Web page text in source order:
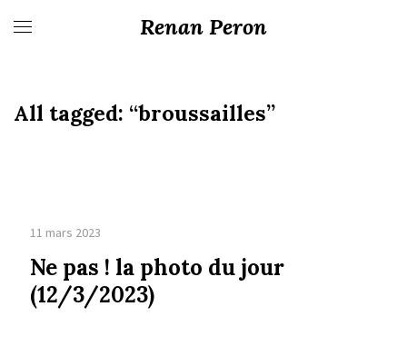
Renan Peron
All tagged: “broussailles”
11 mars 2023
Ne pas ! la photo du jour
(12/3/2023)